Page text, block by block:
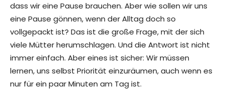
dass wir eine Pause brauchen. Aber wie sollen wir uns
eine Pause gönnen, wenn der Alltag doch so
vollgepackt ist? Das ist die große Frage, mit der sich
viele Mütter herumschlagen. Und die Antwort ist nicht
immer einfach. Aber eines ist sicher: Wir müssen
lernen, uns selbst Priorität einzuräumen, auch wenn es
nur für ein paar Minuten am Tag ist.